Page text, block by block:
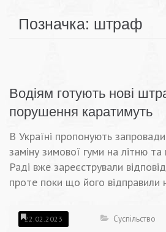
Позначка: штраф
Водіям готують нові
порушення каратимуть
В Україні пропонують
заміну зимової гуми на літню
Раді вже зареєстрували
проте поки що його
22.02.2023 Суспільство